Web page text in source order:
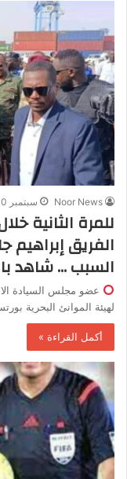
Noor News سبتمبر 10, 2024
للمرة الثانية
الفريق إبراهيم
السبب … شاهد
عضو مجلس السيادة
لهيئة الموانئ البحرية بورتسودان ١٠-٩-٢٠٢٤م 9
أكمل القراءة »